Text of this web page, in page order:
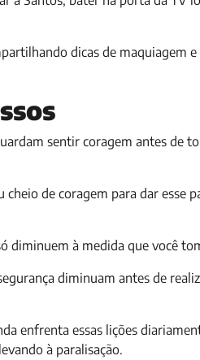
dicas de maquiagem e
sentir coragem antes de
de coragem para dar esse
diminuem à medida que você
diminuam antes de
enfrenta essas lições
à paralisação.